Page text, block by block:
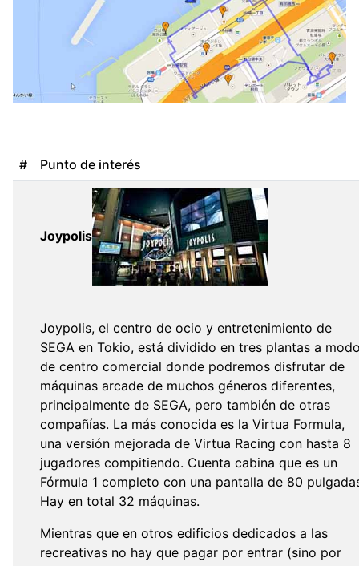
# Punto de interés
Joypolis
Joypolis, el centro de ocio y entretenimiento de
SEGA en Tokio, está dividido en tres plantas a
de centro comercial donde podremos disfrutar de
máquinas arcade de muchos géneros diferentes,
principalmente de SEGA, pero también de otras
compañías. La más conocida es la Virtua Formula,
una versión mejorada de Virtua Racing con hasta 8
jugadores compitiendo. Cuenta cabina que es un
Fórmula 1 completo con una pantalla de 80
Hay en total 32 máquinas.
Mientras que en otros edificios dedicados a las
recreativas no hay que pagar por entrar (sino por